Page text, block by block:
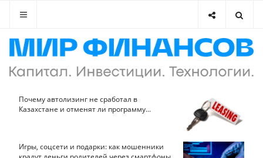
Почему автолизинг не сработал в
Казахстане и отменят ли программу...
Игры, соцсети и подарки: как мошенники